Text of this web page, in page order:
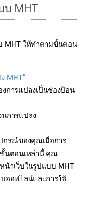
บ MHT
MHT ให้ทำตามขั้นตอน
MHT”
การแปลงเป็นช่องป้อน
นการแปลง
กรณ์ของคุณเมื่อการ
ขั้นตอนเหล่านี้ คุณ
น้าเว็บในรูปแบบ MHT
ออฟไลน์และการใช้